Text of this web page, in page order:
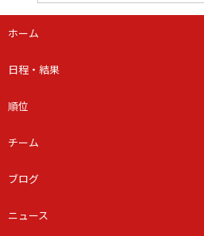
ホーム
日程・結果
順位
チーム
ブログ
ニュース